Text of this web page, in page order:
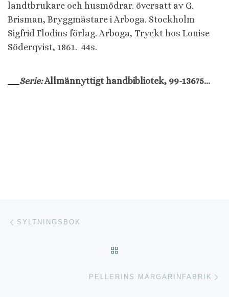
landtbrukare och husmödrar. översatt av G.
Brisman, Bryggmästare i Arboga. Stockholm
Sigfrid Flodins förlag. Arboga, Tryckt hos Louise
Söderqvist, 1861. 44s.
Serie:Allmännyttigt handbibliotek, 99-1367540-5 ; 7
Inläggsnavigering
SYLTNINGSBOK
PELLERINS MARGARINFABRIK